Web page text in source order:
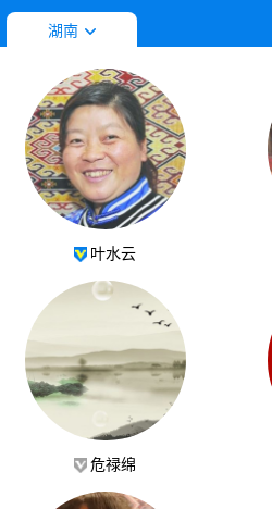
工艺门类
湖南
叶水云
危禄绵